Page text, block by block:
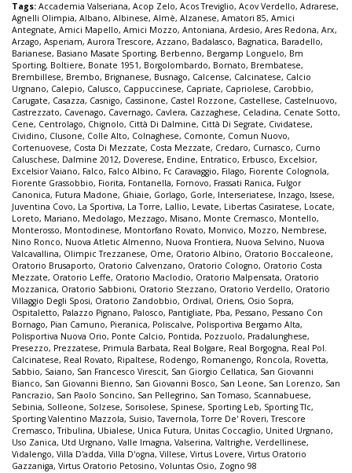
Tags: Accademia Valseriana, Acop Zelo, Acos Treviglio, Acov Verdello, Adrarese,
Agnelli Olimpia, Albano, Albinese, Almè, Alzanese, Amatori 85, Amici
Antegnate, Amici Mapello, Amici Mozzo, Antoniana, Ardesio, Ares Redona, Arx,
Arzago, Asperiam, Aurora Trescore, Azzano, Badalasco, Bagnatica, Baradello,
Barianese, Basiano Masate Sporting, Berbenno, Bergamp Longuelo, Bm
Sporting, Boltiere, Bonate 1951, Borgolombardo, Bornato, Brembatese,
Brembillese, Brembo, Brignanese, Busnago, Calcense, Calcinatese, Calcio
Urgnano, Calepio, Calusco, Cappuccinese, Capriate, Capriolese, Carobbio,
Carugate, Casazza, Casnigo, Cassinone, Castel Rozzone, Castellese, Castelnuovo,
Castrezzato, Cavenago, Cavernago, Cavlera, Cazzaghese, Celadina, Cenate Sotto,
Cene, Centrolago, Chignolo, Città Di Dalmine, Città Di Segrate, Cividatese,
Cividino, Clusone, Colle Alto, Colnaghese, Comonte, Comun Nuovo,
Cortenuovese, Costa Di Mezzate, Costa Mezzate, Credaro, Curnasco, Curno
Caluschese, Dalmine 2012, Doverese, Endine, Entratico, Erbusco, Excelsior,
Excelsior Vaiano, Falco, Falco Albino, Fc Caravaggio, Filago, Fiorente Colognola,
Fiorente Grassobbio, Fiorita, Fontanella, Fornovo, Frassati Ranica, Fulgor
Canonica, Futura Madone, Ghiaie, Gorlago, Gorle, Interseriatese, Inzago, Issese,
Juventina Covo, La Sportiva, La Torre, Lallio, Levate, Libertas Casiratese, Locate,
Loreto, Mariano, Medolago, Mezzago, Misano, Monte Cremasco, Montello,
Monterosso, Montodinese, Montorfano Rovato, Monvico, Mozzo, Nembrese,
Nino Ronco, Nuova Atletic Almenno, Nuova Frontiera, Nuova Selvino, Nuova
Valcavallina, Olimpic Trezzanese, Ome, Oratorio Albino, Oratorio Boccaleone,
Oratorio Brusaporto, Oratorio Calvenzano, Oratorio Cologno, Oratorio Costa
Mezzate, Oratorio Leffe, Oratorio Maclodio, Oratorio Malpensata, Oratorio
Mozzanica, Oratorio Sabbioni, Oratorio Stezzano, Oratorio Verdello, Oratorio
Villaggio Degli Sposi, Oratorio Zandobbio, Ordival, Oriens, Osio Sopra,
Ospitaletto, Palazzo Pignano, Palosco, Pantigliate, Pba, Pessano, Pessano Con
Bornago, Pian Camuno, Pieranica, Poliscalve, Polisportiva Bergamo Alta,
Polisportiva Nuova Orio, Ponte Calcio, Pontida, Pozzuolo, Pradalunghese,
Presezzo, Prezzatese, Primula Barbata, Real Bolgare, Real Borgogna, Real Pol.
Calcinatese, Real Rovato, Ripaltese, Rodengo, Romanengo, Roncola, Rovetta,
Sabbio, Saiano, San Francesco Virescit, San Giorgio Cellatica, San Giovanni
Bianco, San Giovanni Bienno, San Giovanni Bosco, San Leone, San Lorenzo, San
Pancrazio, San Paolo Soncino, San Pellegrino, San Tomaso, Scannabuese,
Sebinia, Solleone, Solzese, Sorisolese, Spinese, Sporting Leb, Sporting Tlc,
Sporting Valentino Mazzola, Suisio,Tavernola,Torre De' Roveri,Trescore
Cremasco,Tribulina, Ubialese, Unica Futura, Unitas Coccaglio, United Urgnano,
Uso Zanica, Utd Urgnano, Valle Imagna, Valserina, Valtrighe, Verdellinese,
Vidalengo, Villa D'adda, Villa D'ogna, Villese, Virtus Lovere, Virtus Oratorio
Gazzaniga, Virtus Oratorio Petosino, Voluntas Osio, Zogno 98